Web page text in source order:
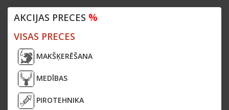
AKCIJAS PRECES %
VISAS PRECES
MAKŠĶERĒŠANA
MEDĪBAS
PIROTEHNIKA